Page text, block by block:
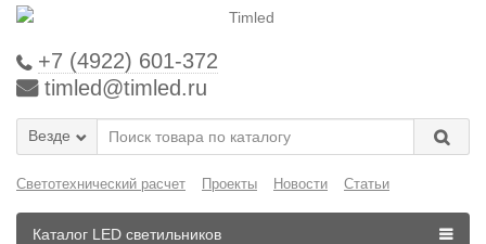
+7 (4922) 601-372
timled@timled.ru
Везде
Светотехнический расчет Проекты Новости Статьи
Каталог LED светильников